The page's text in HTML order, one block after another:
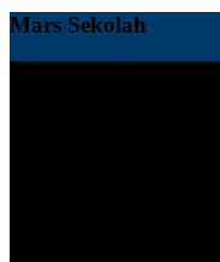
Mars Sekolah